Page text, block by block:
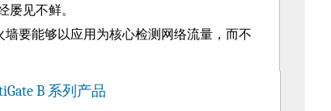
见不鲜。
要能够以应用为核心检测网络流量，而不
B 系列产品